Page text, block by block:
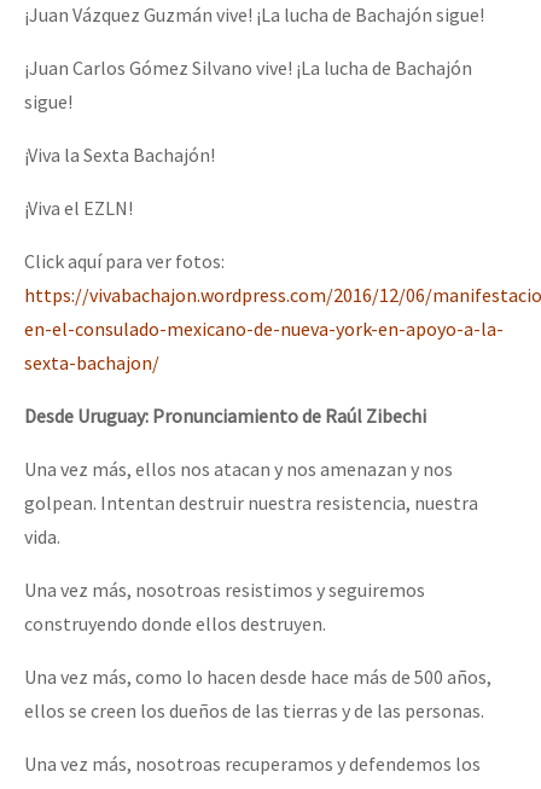
¡Juan Vázquez Guzmán vive! ¡La lucha de Bachajón sigue!
¡Juan Carlos Gómez Silvano vive! ¡La lucha de Bachajón
sigue!
¡Viva la Sexta Bachajón!
¡Viva el EZLN!
Click aquí para ver fotos:
https://vivabachajon.wordpress.com/2016/12/06/
en-el-consulado-mexicano-de-nueva-york-en-apoyo-a-la-
sexta-bachajon/
Desde Uruguay: Pronunciamiento de Raúl Zibechi
Una vez más, ellos nos atacan y nos amenazan y nos
golpean. Intentan destruir nuestra resistencia, nuestra
vida.
Una vez más, nosotroas resistimos y seguiremos
construyendo donde ellos destruyen.
Una vez más, como lo hacen desde hace más de 500 años,
ellos se creen los dueños de las tierras y de las personas.
Una vez más, nosotroas recuperamos y defendemos los